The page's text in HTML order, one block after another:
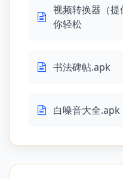
视频转换器（
你轻松
书法碑帖.apk
白噪音大全.apk